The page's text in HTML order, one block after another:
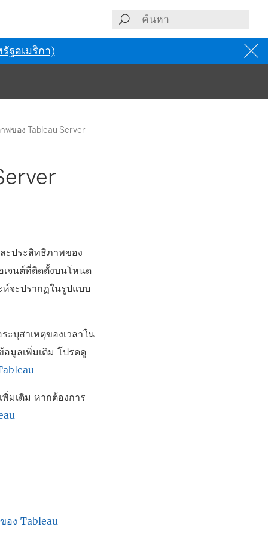
ฐอเมริกา)
ของ Tableau Server
ะประสิทธิภาพของ
เจนต์ที่ติดตั้งบนโหนด
ห์จะปรากฏในรูปแบบ
บุสาเหตุของเวลาใน
มูลเพิ่มเติม โปรดดู
มเติม หากต้องการ
อง Tableau